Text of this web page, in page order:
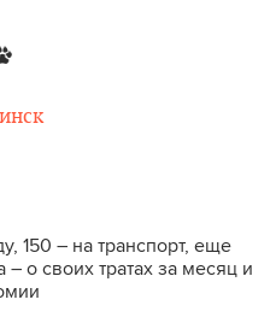
150 – на транспорт, еще
о своих тратах за месяц и